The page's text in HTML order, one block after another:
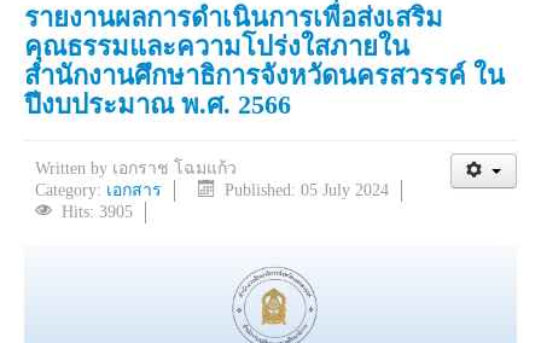
รายงานผลการดำเนินการเพื่อส่งเสริม
คุณธรรมและความโปร่งใสภายใน
สำนักงานศึกษาธิการจังหวัดนครสวรรค์ ใน
ปีงบประมาณ พ.ศ. 2566
Written by เอกราช โฉมแก้ว
Category: เอกสาร
Published: 05 July 2024
Hits: 3905